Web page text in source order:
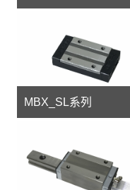
MBX_SL系列